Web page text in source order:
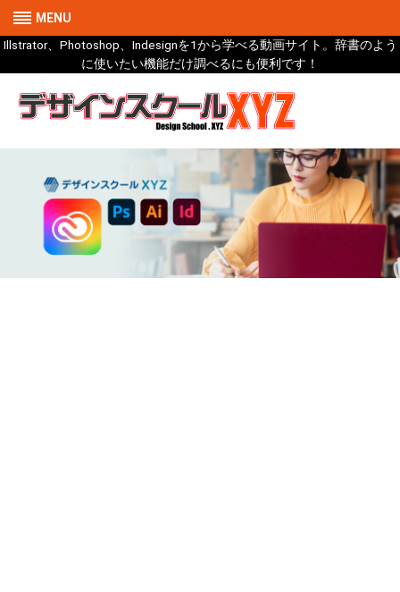
MENU
Illstrator、Photoshop、Indesignを1から学べる動画サイト。辞書のよう
に使いたい機能だけ調べるにも便利です！